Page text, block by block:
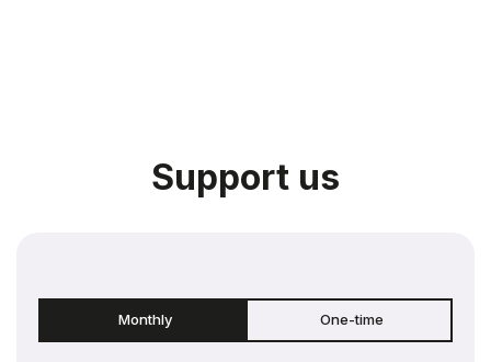
Support us
Monthly One-time